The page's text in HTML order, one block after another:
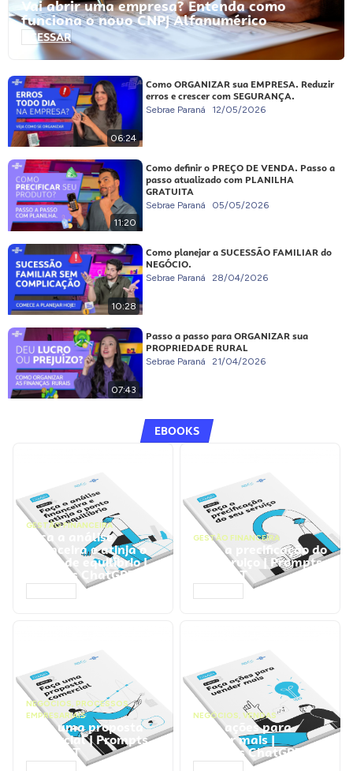
Vai abrir uma empresa? Entenda como
funciona o novo CNPJ Alfanumérico
ACESSAR
06:24
Como ORGANIZAR sua EMPRESA. Reduzir
erros e crescer com SEGURANÇA.
Sebrae Paraná 12/05/2026
11:20
Como definir o PREÇO DE VENDA. Passo a
passo atualizado com PLANILHA
GRATUITA
Sebrae Paraná 05/05/2026
10:28
Como planejar a SUCESSÃO FAMILIAR do
NEGÓCIO.
Sebrae Paraná 28/04/2026
07:43
Passo a passo para ORGANIZAR sua
PROPRIEDADE RURAL
Sebrae Paraná 21/04/2026
EBOOKS
GESTÃO FINANCEIRA
Faça a análise
financeira e atinja o
ponto de equilíbrio |
Prompts ChatGPT
GESTÃO FINANCEIRA
Faça a precificação do
seu serviço | Prompts
ChatGPT
NEGÓCIOS, PROCESSOS
EMPRESARIAIS
Faça uma proposta
comercial | Prompts
ChatGPT
NEGÓCIOS, VENDAS
Faça ações para
vender mais |
Prompts ChatGPT